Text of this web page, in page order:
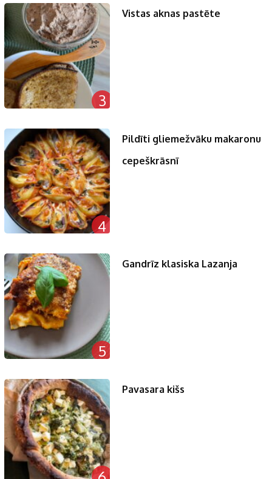
3
Vistas aknas pastēte
4
Pildīti gliemežvāku makaronu
cepeškrāsnī
5
Gandrīz klasiska Lazanja
Pavasara kišs